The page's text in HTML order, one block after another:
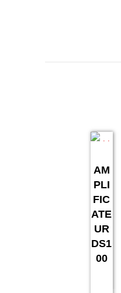
AM
PLI
FIC
ATE
UR
DS1
00